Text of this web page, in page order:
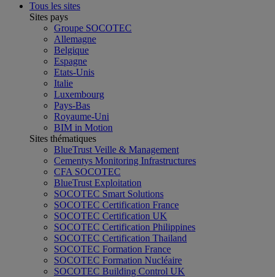
Tous les sites
Sites pays
Groupe SOCOTEC
Allemagne
Belgique
Espagne
Etats-Unis
Italie
Luxembourg
Pays-Bas
Royaume-Uni
BIM in Motion
Sites thématiques
BlueTrust Veille & Management
Cementys Monitoring Infrastructures
CFA SOCOTEC
BlueTrust Exploitation
SOCOTEC Smart Solutions
SOCOTEC Certification France
SOCOTEC Certification UK
SOCOTEC Certification Philippines
SOCOTEC Certification Thailand
SOCOTEC Formation France
SOCOTEC Formation Nucléaire
SOCOTEC Building Control UK